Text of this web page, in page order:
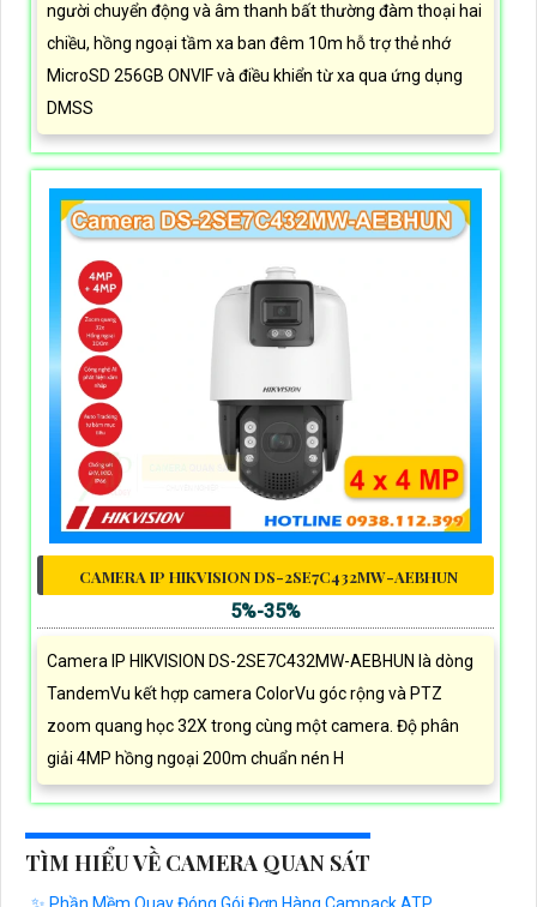
người chuyển động và âm thanh bất thường đàm thoại hai
chiều, hồng ngoại tầm xa ban đêm 10m hỗ trợ thẻ nhớ
MicroSD 256GB ONVIF và điều khiển từ xa qua ứng dụng
DMSS
CAMERA IP HIKVISION DS-2SE7C432MW-AEBHUN
5%-35%
Camera IP HIKVISION DS-2SE7C432MW-AEBHUN là dòng
TandemVu kết hợp camera ColorVu góc rộng và PTZ
zoom quang học 32X trong cùng một camera. Độ phân
giải 4MP hồng ngoại 200m chuẩn nén H
TÌM HIỂU VỀ CAMERA QUAN SÁT
✨ Phần Mềm Quay Đóng Gói Đơn Hàng Campack ATP